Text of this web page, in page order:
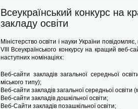
Всеукраїнський конкурс на
закладу освіти
Міністерство освіти і науки України
VIII Всеукраїнського конкурсу на кращий веб-
наступних номінаціях:
Веб-сайти закладів загальної середньої
міського типу);
Веб-сайти закладів загальної середньої освіти
Веб-сайти закладів дошкільної освіти;
Веб-Сайти закладів позашкільної освіти;